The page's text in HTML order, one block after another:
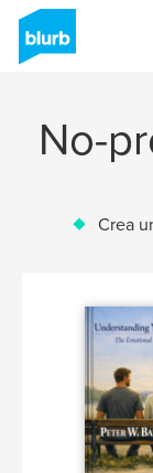
No-
Crea